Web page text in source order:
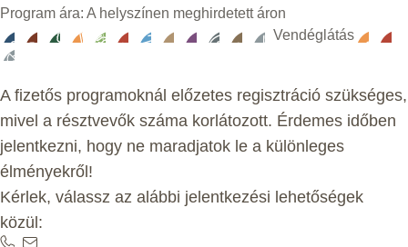
Program ára: A helyszínen meghirdetett áron
Vendéglátás
A fizetős programoknál előzetes regisztráció szükséges,
mivel a résztvevők száma korlátozott. Érdemes időben
jelentkezni, hogy ne maradjatok le a különleges
élményekről!
Kérlek, válassz az alábbi jelentkezési lehetőségek
közül: